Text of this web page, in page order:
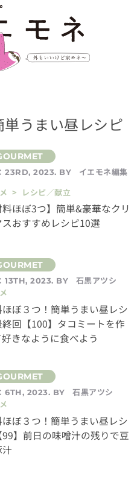
うまい昼レシピ
23RD, 2023. BY イエモネ編集
> レシピ／献立
料ほぼ3つ】簡単&豪華なクリ
スおすすめレシピ10選
13TH, 2023. BY
石黒アツシ
ぼ３つ！簡単うまい昼レシ
終回【100】タコミートを作
好きなように食べよう
6TH, 2023. BY
石黒アツシ
ぼ３つ！簡単うまい昼レシ
99】前日の味噌汁の残りで豆